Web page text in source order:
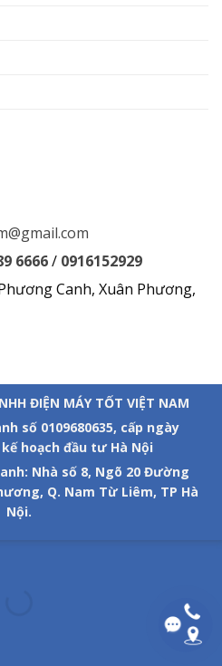
6666/ 0916152929
Canh, Xuân Phương,
ĐIỆN MÁY TỐT VIỆT NAM
số 0109680635, cấp ngày
hoạch đầu tư Hà Nội
Nhà số 8, Ngõ 20 Đường
Q. Nam Từ Liêm, TP Hà
Nội.